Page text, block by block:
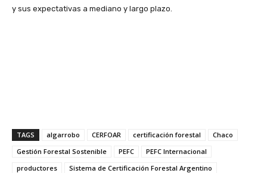
y sus expectativas a mediano y largo plazo.
TAGS algarrobo CERFOAR certificación forestal
Chaco
Gestión Forestal Sostenible
PEFC
PEFC Internacional
productores
Sistema de Certificación Forestal Argentino